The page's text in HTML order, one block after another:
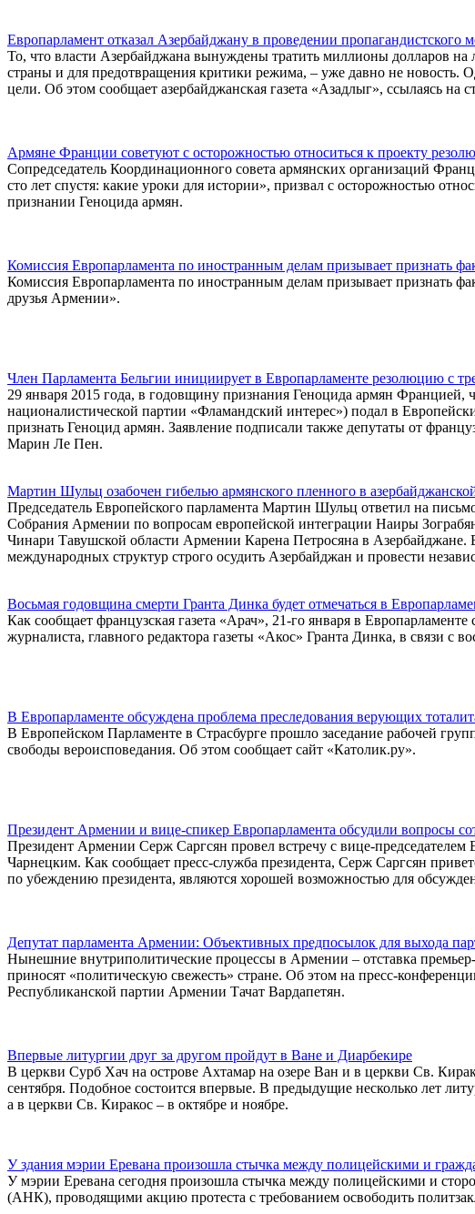
Европарламент отказал Азербайджану в проведении пропагандистского
То, что власти Азербайджана вынуждены тратить миллионы долларов
страны и для предотвращения критики режима, – уже давно не новость.
цели. Об этом сообщает азербайджанская газета «Азадлыг», ссылаясь
Армяне Франции советуют с осторожностью относиться к проекту
Сопредседатель Координационного совета армянских организаций
сто лет спустя: какие уроки для истории», призвал с осторожностью
признании Геноцида армян.
Комиссия Европарламента по иностранным делам призывает признать
Комиссия Европарламента по иностранным делам призывает признать
друзья Армении».
Член Парламента Бельгии инициирует в Европарламенте резолюцию с
29 января 2015 года, в годовщину признания Геноцида армян
националистической партии «Фламандский интерес») подал в
признать Геноцид армян. Заявление подписали также депутаты от
Марин Ле Пен.
Мартин Шульц озабочен гибелью армянского пленного в
Председатель Европейского парламента Мартин Шульц ответил на
Собрания Армении по вопросам европейской интеграции Наиры
Чинари Тавушской области Армении Карена Петросяна в Азербайджане.
международных структур строго осудить Азербайджан и провести
Восьмая годовщина смерти Гранта Динка будет отмечаться в
Как сообщает французская газета «Арач», 21-го января в
журналиста, главного редактора газеты «Акос» Гранта Динка, в связи с
В Европарламенте обсуждена проблема преследования верующих
В Европейском Парламенте в Страсбурге прошло заседание рабочей
свободы вероисповедания. Об этом сообщает сайт «Католик.ру».
Президент Армении и вице-спикер Европарламента обсудили вопросы
Президент Армении Серж Саргсян провел встречу с вице-
Чарнецким. Как сообщает пресс-служба президента, Серж Саргсян
по убеждению президента, являются хорошей возможностью для
Депутат парламента Армении: Объективных предпосылок для выхода
Нынешние внутриполитические процессы в Армении – отставка
приносят «политическую свежесть» стране. Об этом на пресс-
Республиканской партии Армении Тачат Вардапетян.
Впервые литургии друг за другом пройдут в Ване и Диарбекире
В церкви Сурб Хач на острове Ахтамар на озере Ван и в церкви Св.
сентября. Подобное состоится впервые. В предыдущие несколько лет
а в церкви Св. Киракос – в октябре и ноябре.
У здания мэрии Еревана произошла стычка между полицейскими и
У мэрии Еревана сегодня произошла стычка между полицейскими и
(АНК), проводящими акцию протеста с требованием освободить